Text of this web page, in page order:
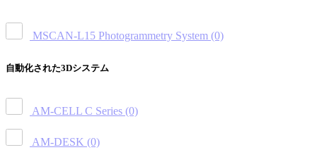
MSCAN-L15 Photogrammetry System (0)
自動化された3Dシステム
AM-CELL C Series (0)
AM-DESK (0)